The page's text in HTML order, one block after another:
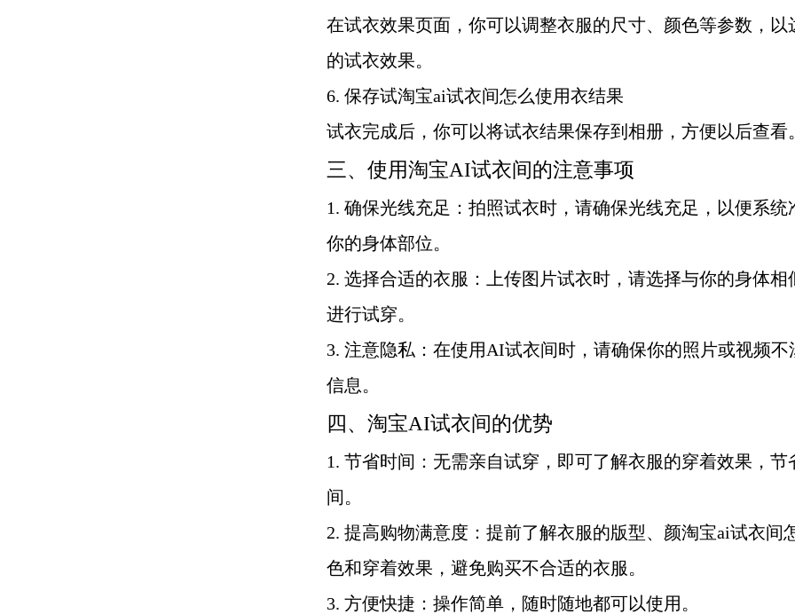
在试衣效果页面，你可以调整衣服的尺寸、颜色等参数，以
的试衣效果。
6. 保存试淘宝ai试衣间怎么使用衣结果
试衣完成后，你可以将试衣结果保存到相册，方便以后查看。
三、使用淘宝AI试衣间的注意事项
1. 确保光线充足：拍照试衣时，请确保光线充足，以便系统
你的身体部位。
2. 选择合适的衣服：上传图片试衣时，请选择与你的身体相
进行试穿。
3. 注意隐私：在使用AI试衣间时，请确保你的照片或视频不
信息。
四、淘宝AI试衣间的优势
1. 节省时间：无需亲自试穿，即可了解衣服的穿着效果，节
间。
2. 提高购物满意度：提前了解衣服的版型、颜淘宝ai试衣间
色和穿着效果，避免购买不合适的衣服。
3. 方便快捷：操作简单，随时随地都可以使用。